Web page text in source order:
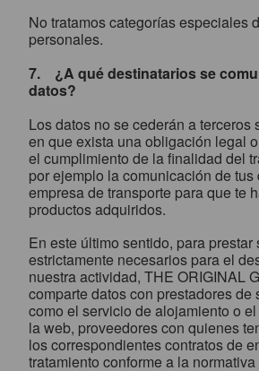
No tratamos categorías especiales
personales.
7. ¿A qué destinatarios se
datos?
Los datos no se cederán a terceros
en que exista una obligación legal
el cumplimiento de la finalidad del
por ejemplo la comunicación de tus
empresa de transporte para que te
productos adquiridos.
En este último sentido, para prestar
estrictamente necesarios para el
nuestra actividad, THE ORIGINAL
comparte datos con prestadores de
como el servicio de alojamiento o
la web, proveedores con quienes
los correspondientes contratos de
tratamiento conforme a la